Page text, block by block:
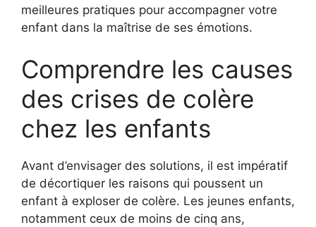
meilleures pratiques pour accompagner votre
enfant dans la maîtrise de ses émotions.
Comprendre les causes
des crises de colère
chez les enfants
Avant d’envisager des solutions, il est impératif
de décortiquer les raisons qui poussent un
enfant à exploser de colère. Les jeunes enfants,
notamment ceux de moins de cinq ans,